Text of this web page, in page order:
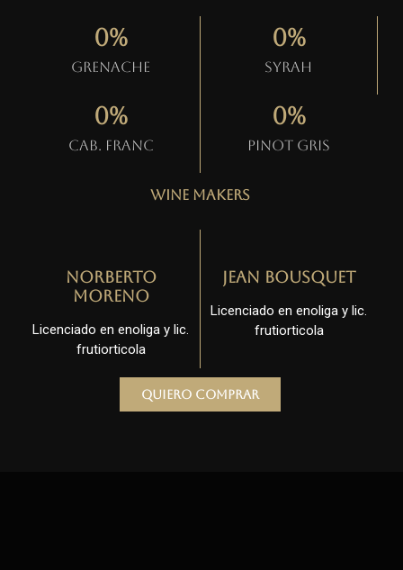
Grenache
0%
Syrah
0%
Cab. Franc
0%
Pinot gris
0%
Wine Makers
Norberto
Moreno
Licenciado en enoliga y lic.
frutiorticola
Jean Bousquet
Licenciado en enoliga y lic.
frutiorticola
Quiero comprar